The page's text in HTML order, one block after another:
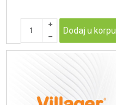
Dodaj u korpu